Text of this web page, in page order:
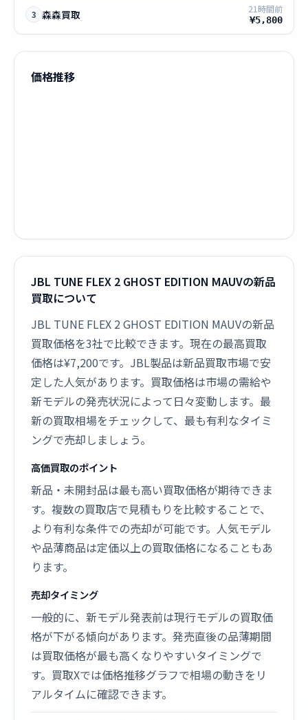
3 森森買取 21時間前
¥5,800
価格推移
JBL TUNE FLEX 2 GHOST EDITION MAUVの新品
買取について
JBL TUNE FLEX 2 GHOST EDITION MAUVの新品
買取価格を3社で比較できます。現在の最高買取
価格は¥7,200です。JBL製品は新品買取市場で安
定した人気があります。買取価格は市場の需給や
新モデルの発売状況によって日々変動します。最
新の買取相場をチェックして、最も有利なタイミ
ングで売却しましょう。
高価買取のポイント
新品・未開封品は最も高い買取価格が期待できま
す。複数の買取店で見積もりを比較することで、
より有利な条件での売却が可能です。人気モデル
や品薄商品は定価以上の買取価格になることもあ
ります。
売却タイミング
一般的に、新モデル発表前は現行モデルの買取価
格が下がる傾向があります。発売直後の品薄期間
は買取価格が最も高くなりやすいタイミングで
す。買取Xでは価格推移グラフで相場の動きをリ
アルタイムに確認できます。